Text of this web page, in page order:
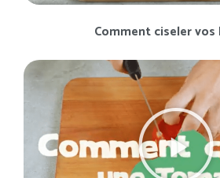
Comment ciseler vos